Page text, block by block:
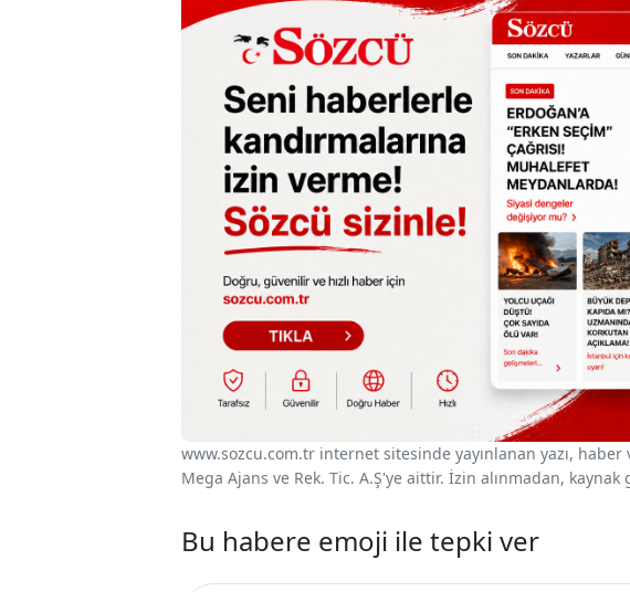
www.sozcu.com.tr internet sitesinde yayınlanan yazı,
Mega Ajans ve Rek. Tic. A.Ş'ye aittir. İzin alınmadan,
Bu habere emoji ile tepki ver